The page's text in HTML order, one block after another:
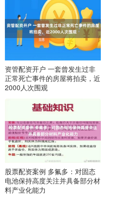
资管配资开户 一套曾发生过非
正常死亡事件的房屋将拍卖，近
2000人次围观
股票配资案例 多氟多：对固态
电池保持高度关注并具备部分材
料产业化能力